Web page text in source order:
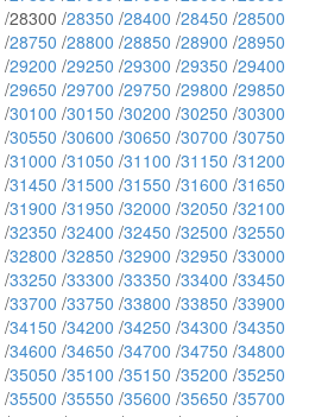
/28300 /28350 /28400 /28450 /28500
/28750 /28800 /28850 /28900 /28950
/29200 /29250 /29300 /29350 /29400
/29650 /29700 /29750 /29800 /29850
/30100 /30150 /30200 /30250 /30300
/30550 /30600 /30650 /30700 /30750
/31000 /31050 /31100 /31150 /31200
/31450 /31500 /31550 /31600 /31650
/31900 /31950 /32000 /32050 /32100
/32350 /32400 /32450 /32500 /32550
/32800 /32850 /32900 /32950 /33000
/33250 /33300 /33350 /33400 /33450
/33700 /33750 /33800 /33850 /33900
/34150 /34200 /34250 /34300 /34350
/34600 /34650 /34700 /34750 /34800
/35050 /35100 /35150 /35200 /35250
/35500 /35550 /35600 /35650 /35700